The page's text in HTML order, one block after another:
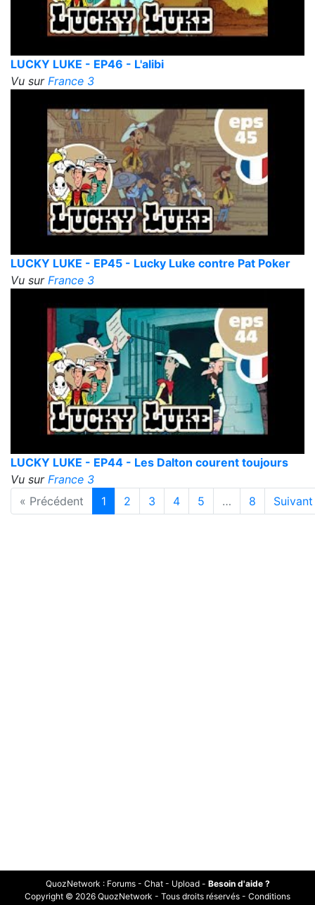
LUCKY LUKE - EP46 - L'alibi
Vu sur France 3
LUCKY LUKE - EP45 - Lucky Luke contre Pat Poker
Vu sur France 3
LUCKY LUKE - EP44 - Les Dalton courent toujours
Vu sur France 3
« Précédent
1 2 3 4 5 … 8
QuozNetwork : Forums- Chat- Upload- Besoin d'aide ?
Copyright © 2026 QuozNetwork - Tous droits réservés - Conditions